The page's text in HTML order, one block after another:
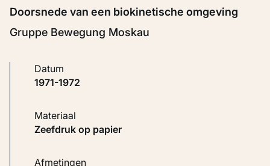
Doorsnede van een biokinetische omgeving
Gruppe Bewegung Moskau
Datum
1971-1972
Materiaal
Zeefdruk op papier
Afmetingen